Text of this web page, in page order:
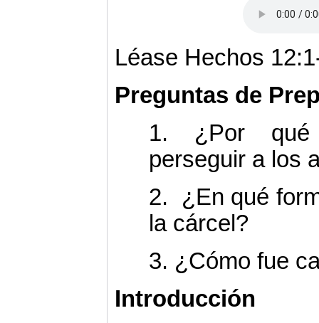
Léase Hechos
Preguntas de
1. ¿Por qué
perseguir a los
2.
¿En qué
la cárcel?
3. ¿Cómo fue
Introducción